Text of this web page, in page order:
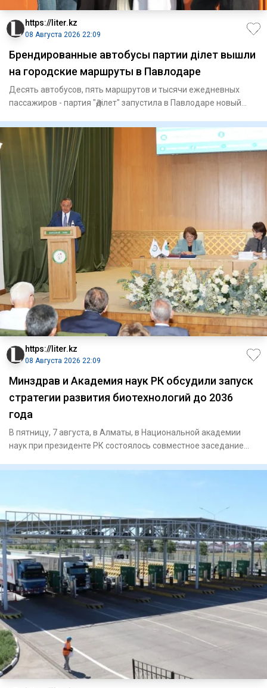
https://liter.kz
08 Августа 2026 22:09
Брендированные автобусы партии Әділет вышли
на городские маршруты в Павлодаре
Десять автобусов, пять маршрутов и тысячи ежедневных
пассажиров - партия "Әділет" запустила в Павлодаре новый
https://liter.kz
08 Августа 2026 22:09
Минздрав и Академия наук РК обсудили запуск
стратегии развития биотехнологий до 2036
года
В пятницу, 7 августа, в Алматы, в Национальной академии
наук при президенте РК состоялось совместное заседание